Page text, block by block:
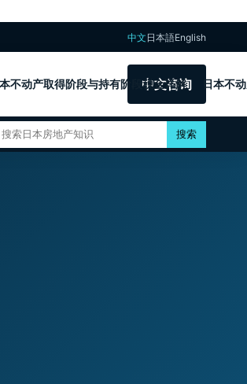
中文 日本語English
不动产取得阶段与持有阶段税金详解 日本不
中文咨询
搜索